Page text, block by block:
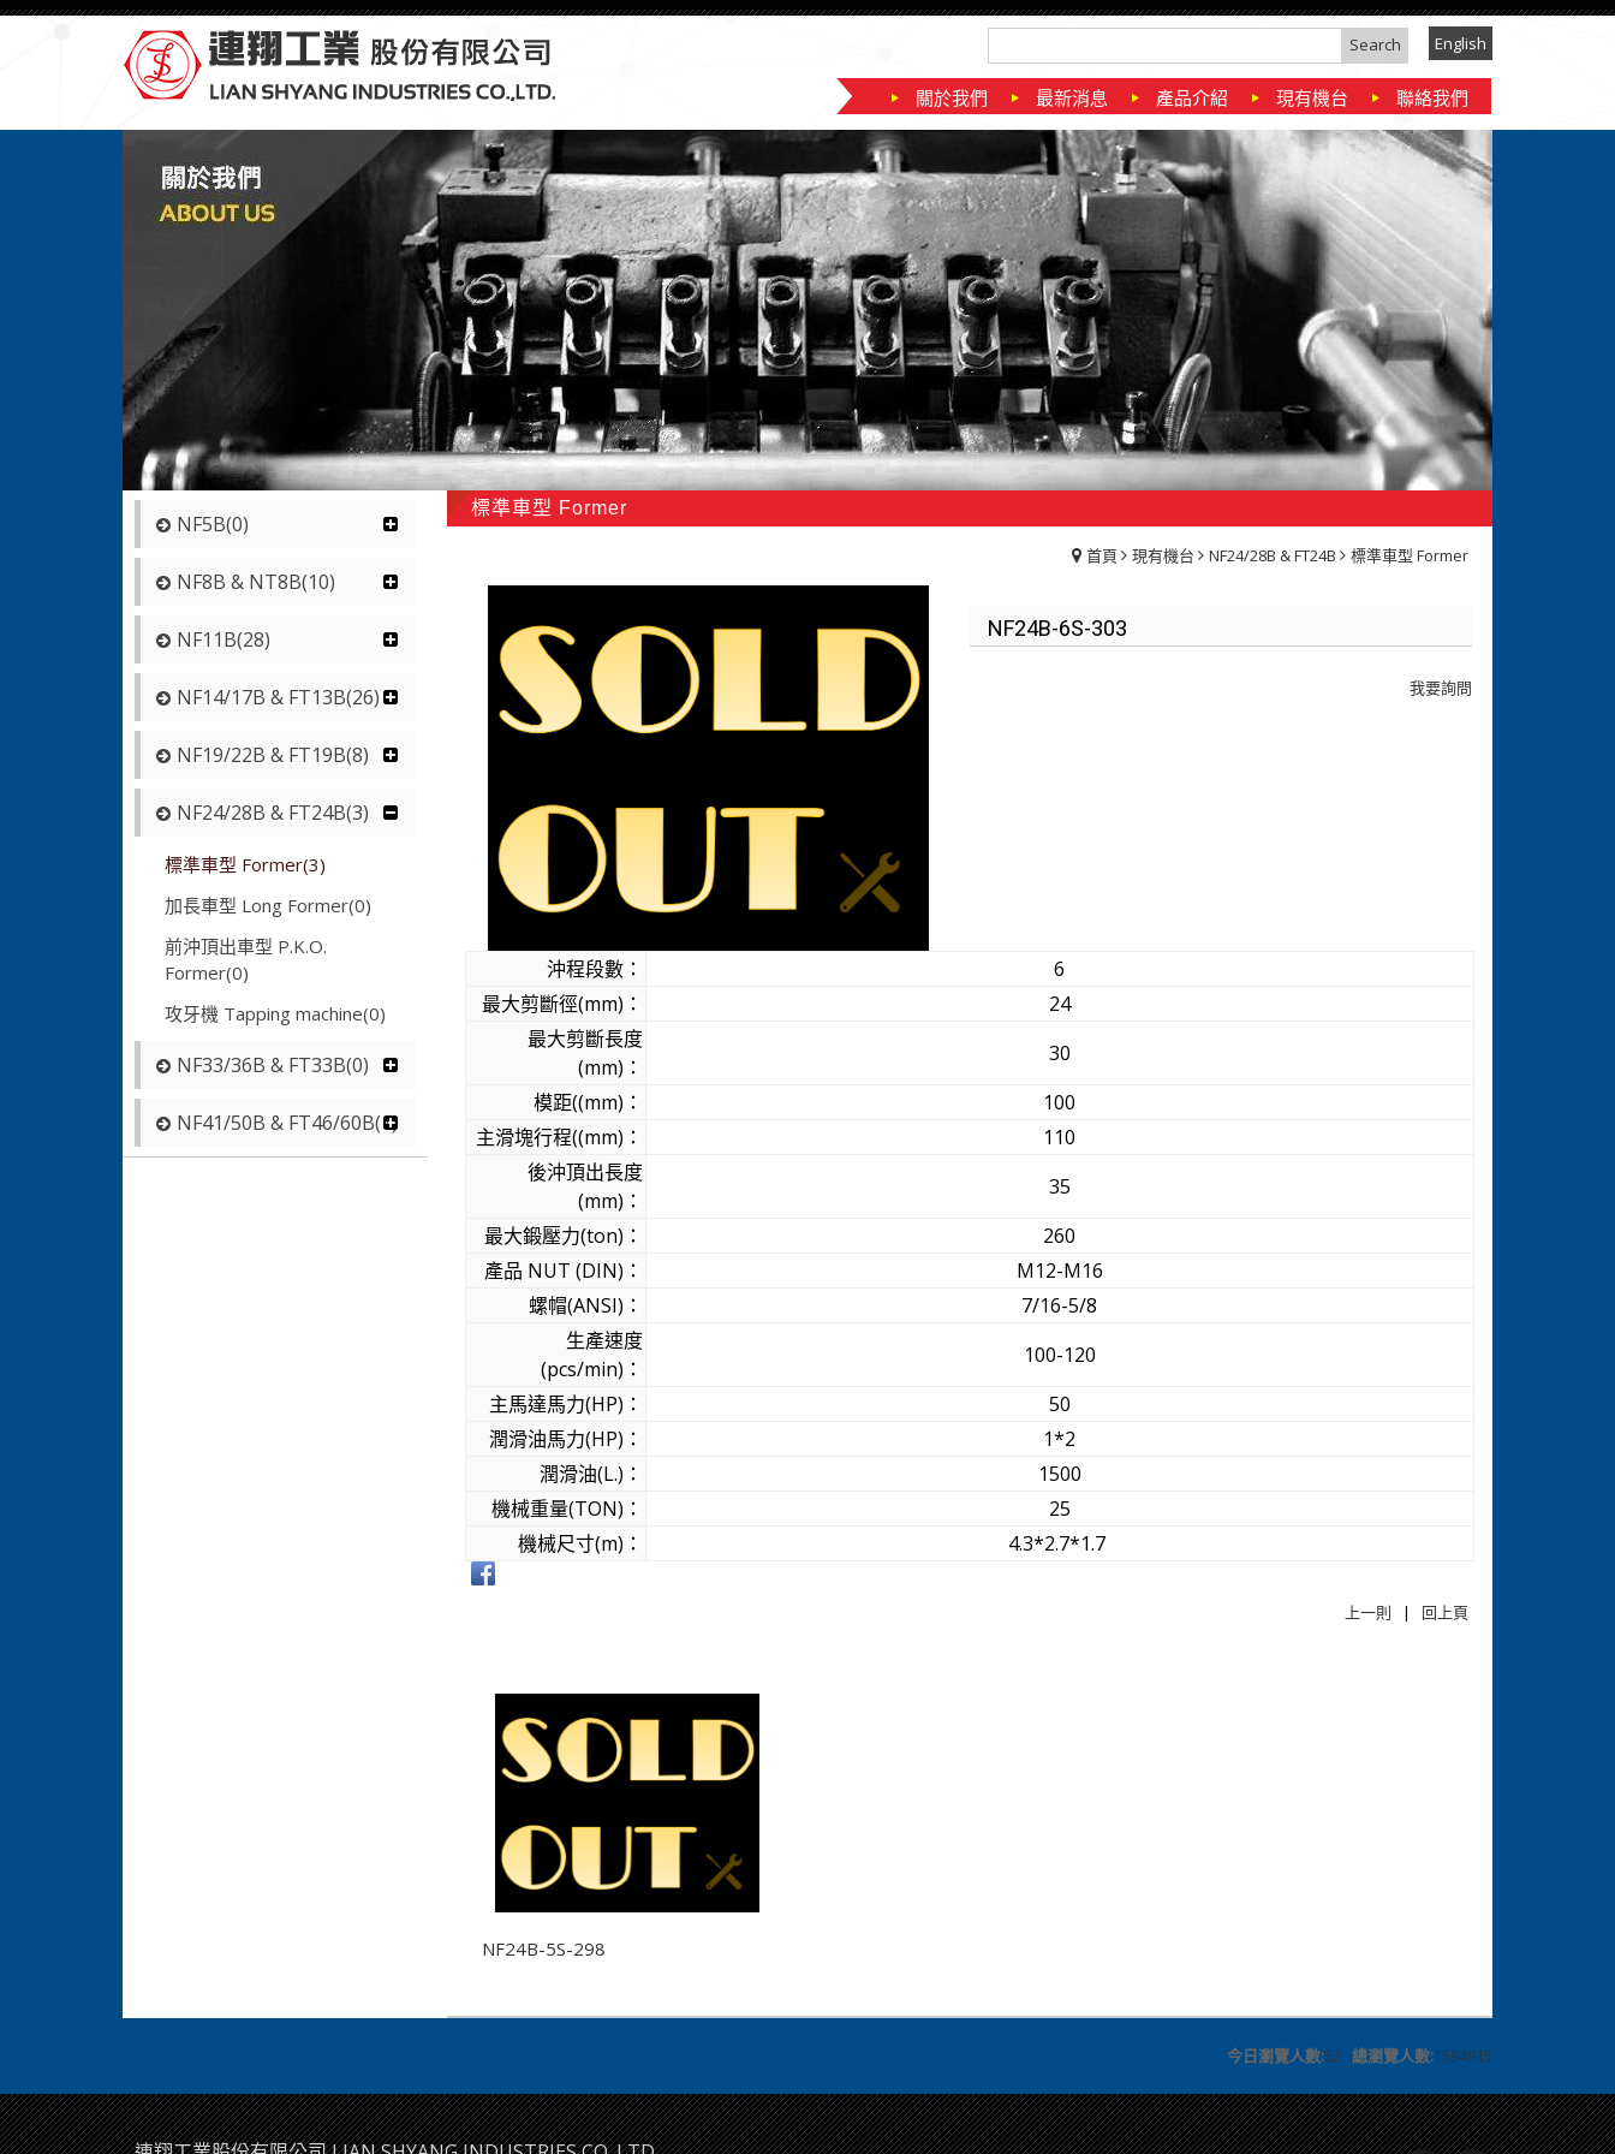
English
關於我們 最新消息 產品介紹 現有機台 聯絡我們
標準車型 Former
首頁 現有機台 NF24/28B & FT24B 標準車型 Former
NF24B-6S-303
我要詢問
沖程段數：
6
最大剪斷徑(mm)：
24
最大剪斷長度
(mm)：
30
模距((mm)：
100
主滑塊行程((mm)：
110
後沖頂出長度
(mm)：
35
最大鍛壓力(ton)：
260
產品 NUT (DIN)：
M12-M16
螺帽(ANSI)：
7/16-5/8
生產速度
(pcs/min)：
100-120
主馬達馬力(HP)：
50
潤滑油馬力(HP)：
1*2
潤滑油(L.)：
1500
機械重量(TON)：
25
機械尺寸(m)：
4.3*2.7*1.7
上一則 | 回上頁
NF24B-5S-298
NF5B(0)
NF8B & NT8B(10)
NF11B(28)
NF14/17B & FT13B(26)
NF19/22B & FT19B(8)
NF24/28B & FT24B(3)
標準車型 Former(3)
加長車型 Long Former(0)
前沖頂出車型 P.K.O.
Former(0)
攻牙機 Tapping machine(0)
NF33/36B & FT33B(0)
NF41/50B & FT46/60B(1)
今日瀏覽人數:52 總瀏覽人數:1594915